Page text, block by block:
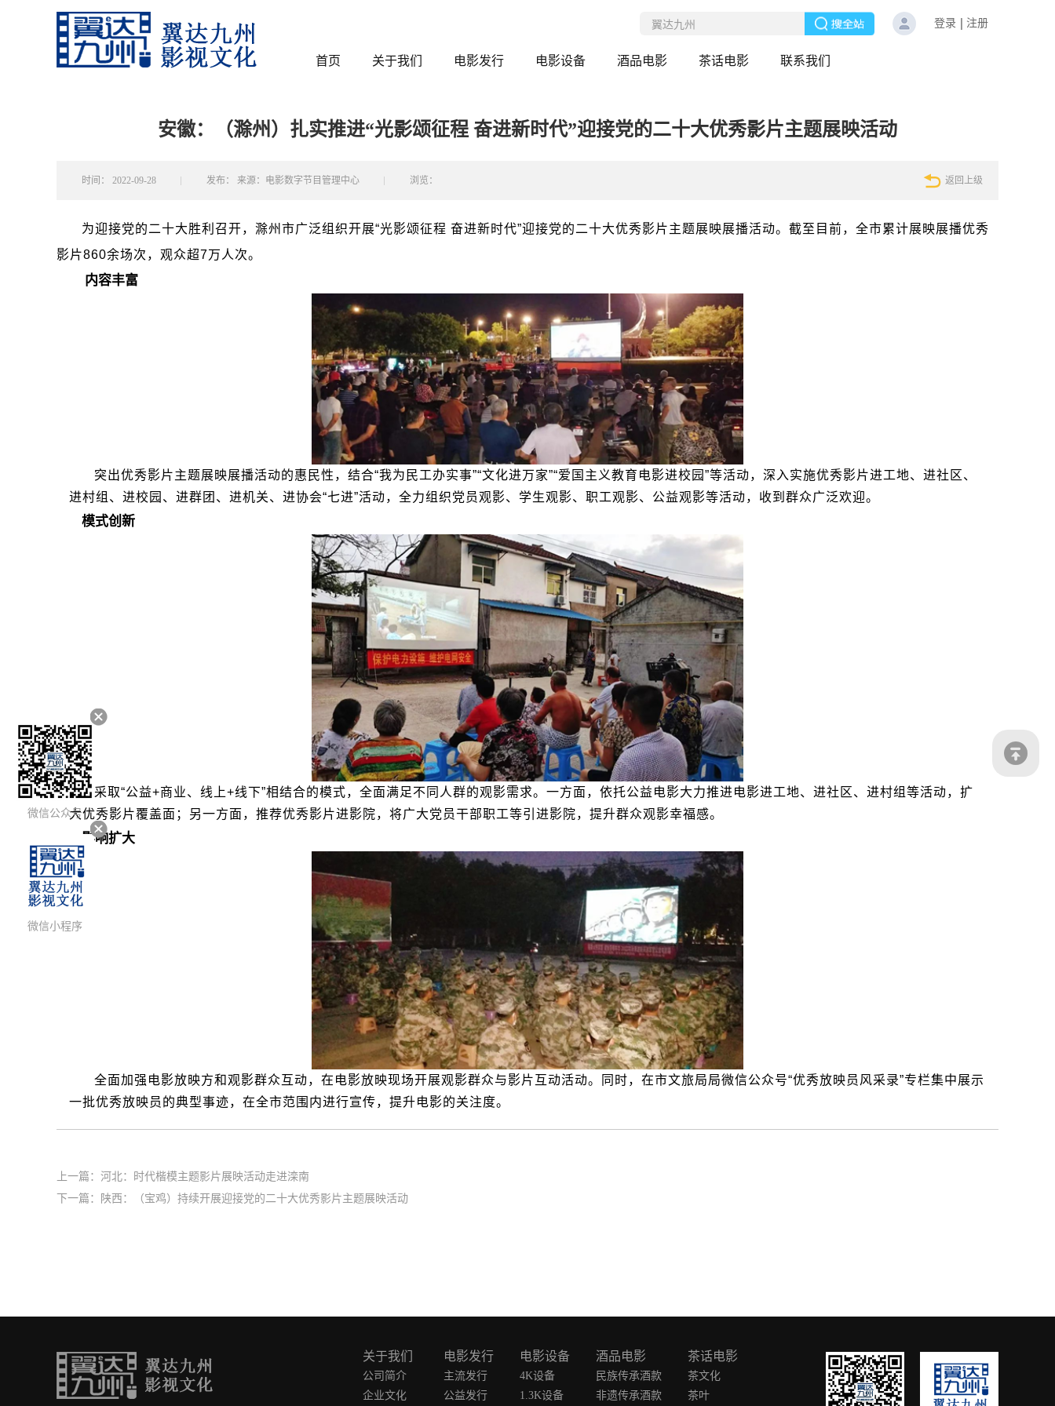
登录 注册
首页 关于我们 电影发行 电影设备 酒品电影 茶话电影 联系我们
安徽：（滁州）扎实推进“光影颂征程 奋进新时代”迎接党的二十大优秀影片主题展映活动
时间： 2022-09-28 发布： 来源：电影数字节目管理中心 浏览： 返回上级
为迎接党的二十大胜利召开，滁州市广泛组织开展“光影颂征程 奋进新时代”迎接党的二十大优秀影片主题展映展播活动。截至目前，全市累计展映展播优秀
影片860余场次，观众超7万人次。
内容丰富
突出优秀影片主题展映展播活动的惠民性，结合“我为民工办实事”“文化进万家”“爱国主义教育电影进校园”等活动，深入实施优秀影片进工地、进社区、
进村组、进校园、进群团、进机关、进协会“七进”活动，全力组织党员观影、学生观影、职工观影、公益观影等活动，收到群众广泛欢迎。
模式创新
采取“公益+商业、线上+线下”相结合的模式，全面满足不同人群的观影需求。一方面，依托公益电影大力推进电影进工地、进社区、进村组等活动，扩
大优秀影片覆盖面；另一方面，推荐优秀影片进影院，将广大党员干部职工等引进影院，提升群众观影幸福感。
影响扩大
全面加强电影放映方和观影群众互动，在电影放映现场开展观影群众与影片互动活动。同时，在市文旅局局微信公众号“优秀放映员风采录”专栏集中展示
一批优秀放映员的典型事迹，在全市范围内进行宣传，提升电影的关注度。
上一篇： 河北：时代楷模主题影片展映活动走进滦南
下一篇：
陕西：（宝鸡）持续开展迎接党的二十大优秀影片主题展映活动
微信公众号
微信小程序
关于我们
公司简介
企业文化
电影发行
主流发行
公益发行
电影设备
4K设备
1.3K设备
酒品电影
民族传承酒款
非遗传承酒款
茶话电影
茶文化
茶叶